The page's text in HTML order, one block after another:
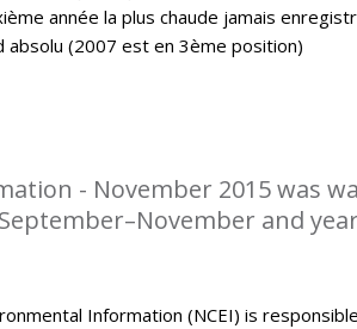
année la plus chaude jamais
absolu (2007 est en 3ème position)
- November 2015 was
and
Information (NCEI) is